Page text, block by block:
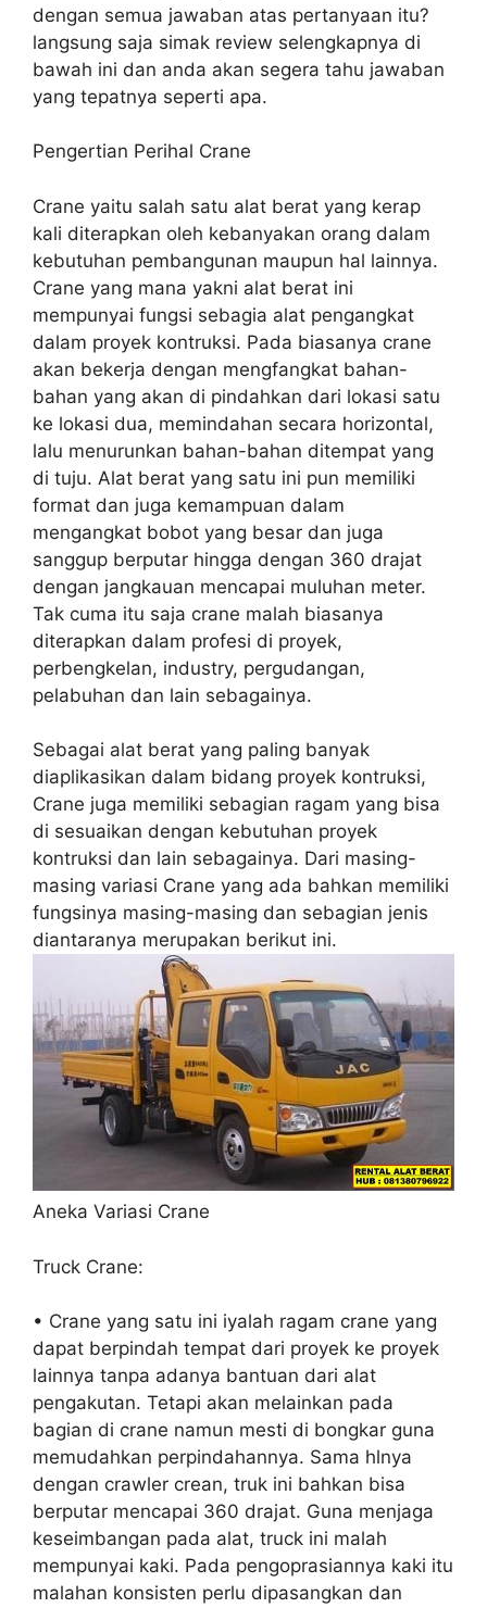
dengan semua jawaban atas pertanyaan itu?
langsung saja simak review selengkapnya di
bawah ini dan anda akan segera tahu jawaban
yang tepatnya seperti apa.
Pengertian Perihal Crane
Crane yaitu salah satu alat berat yang kerap
kali diterapkan oleh kebanyakan orang dalam
kebutuhan pembangunan maupun hal lainnya.
Crane yang mana yakni alat berat ini
mempunyai fungsi sebagia alat pengangkat
dalam proyek kontruksi. Pada biasanya crane
akan bekerja dengan mengfangkat bahan-
bahan yang akan di pindahkan dari lokasi satu
ke lokasi dua, memindahan secara horizontal,
lalu menurunkan bahan-bahan ditempat yang
di tuju. Alat berat yang satu ini pun memiliki
format dan juga kemampuan dalam
mengangkat bobot yang besar dan juga
sanggup berputar hingga dengan 360 drajat
dengan jangkauan mencapai muluhan meter.
Tak cuma itu saja crane malah biasanya
diterapkan dalam profesi di proyek,
perbengkelan, industry, pergudangan,
pelabuhan dan lain sebagainya.
Sebagai alat berat yang paling banyak
diaplikasikan dalam bidang proyek kontruksi,
Crane juga memiliki sebagian ragam yang bisa
di sesuaikan dengan kebutuhan proyek
kontruksi dan lain sebagainya. Dari masing-
masing variasi Crane yang ada bahkan memiliki
fungsinya masing-masing dan sebagian jenis
diantaranya merupakan berikut ini.
Aneka Variasi Crane
Truck Crane:
• Crane yang satu ini iyalah ragam crane yang
dapat berpindah tempat dari proyek ke proyek
lainnya tanpa adanya bantuan dari alat
pengakutan. Tetapi akan melainkan pada
bagian di crane namun mesti di bongkar guna
memudahkan perpindahannya. Sama hlnya
dengan crawler crean, truk ini bahkan bisa
berputar mencapai 360 drajat. Guna menjaga
keseimbangan pada alat, truck ini malah
mempunyai kaki. Pada pengoprasiannya kaki itu
malahan konsisten perlu dipasangkan dan